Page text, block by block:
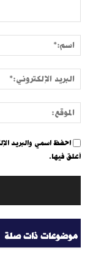
احفظ اسمي والبريد
أعلق فيها.
موضوعات ذات صلة